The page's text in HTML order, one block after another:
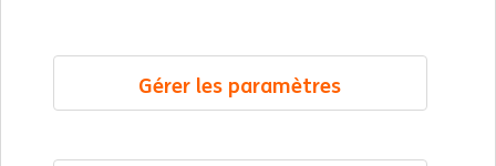
LinkedIn
Gérer les paramètres